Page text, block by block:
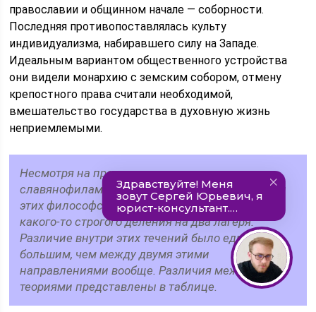
православии и общинном начале — соборности.
Последняя противопоставлялась культу
индивидуализма, набиравшего силу на Западе.
Идеальным вариантом общественного устройства
они видели монархию с земским собором, отмену
крепостного права считали необходимой,
вмешательство государства в духовную жизнь
неприемлемыми.
Несмотря на противостояние между
славянофилами и западниками, представители
этих философских течений не придерживались
какого-то строгого деления на два лагеря.
Различие внутри этих течений было едва ли не
большим, чем между двумя этими
направлениями вообще. Различия между
теориями представлены в таблице.